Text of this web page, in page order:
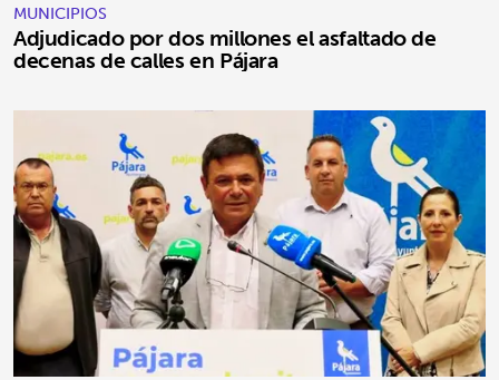
MUNICIPIOS
Adjudicado por dos millones el asfaltado de
decenas de calles en Pájara